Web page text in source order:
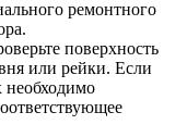
ремонтного
поверхность
или рейки. Если
необходимо